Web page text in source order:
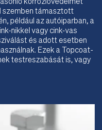
korrózióvédelmét
szemben támasztott
például az autóiparban, a
nikkel vagy cink-vas
és adott esetben
Ezek a Topcoat-
testreszabását is, vagy